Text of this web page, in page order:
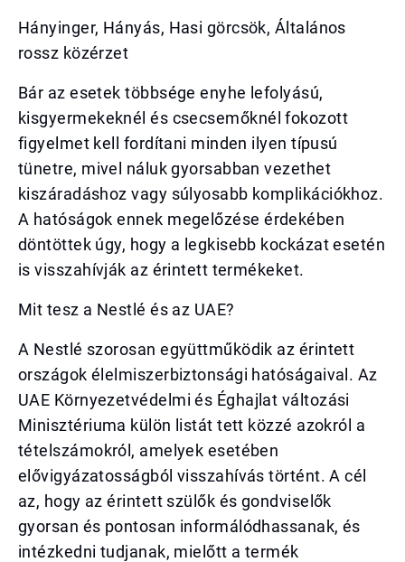
Hányinger, Hányás, Hasi görcsök, Általános
rossz közérzet
Bár az esetek többsége enyhe lefolyású,
kisgyermekeknél és csecsemőknél fokozott
figyelmet kell fordítani minden ilyen típusú
tünetre, mivel náluk gyorsabban vezethet
kiszáradáshoz vagy súlyosabb komplikációkhoz.
A hatóságok ennek megelőzése érdekében
döntöttek úgy, hogy a legkisebb kockázat esetén
is visszahívják az érintett termékeket.
Mit tesz a Nestlé és az UAE?
A Nestlé szorosan együttműködik az érintett
országok élelmiszerbiztonsági hatóságaival. Az
UAE Környezetvédelmi és Éghajlat változási
Minisztériuma külön listát tett közzé azokról a
tételszámokról, amelyek esetében
elővigyázatosságból visszahívás történt. A cél
az, hogy az érintett szülők és gondviselők
gyorsan és pontosan informálódhassanak, és
intézkedni tudjanak, mielőtt a termék